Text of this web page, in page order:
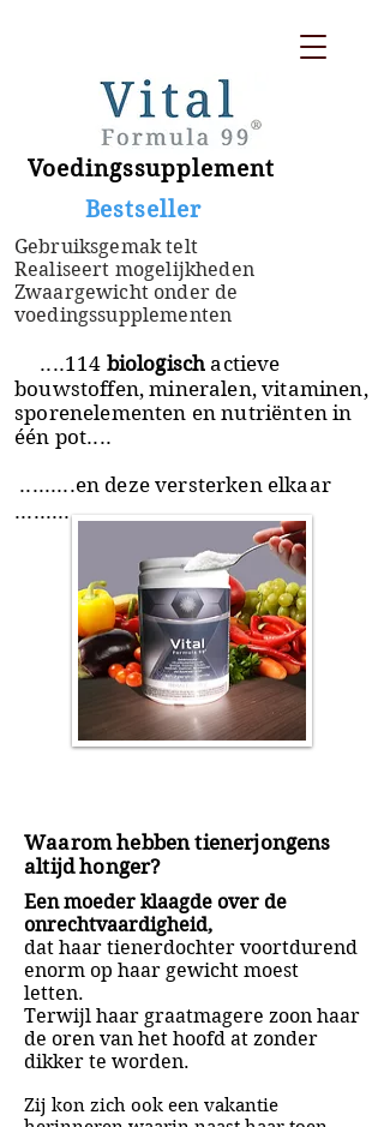
Voedingssupplement
​ Bestseller
Gebruiksgemak telt
Realiseert mogelijkheden
Zwaargewicht onder de
voedingssupplementen
....114 biologischactieve
bouwstoffen, mineralen, vitaminen,
sporenelementen en nutriënten in
één pot....
.........en deze versterken elkaar
.........
Waarom hebben tienerjongens
altijd honger?
Een moeder klaagde over de
onrechtvaardigheid,
dat haar tienerdochter voortdurend
enorm op haar gewicht moest
letten.
Terwijl haar graatmagere zoon haar
de oren van het hoofd at zonder
dikker te worden.
Zij kon zich ook een vakantie